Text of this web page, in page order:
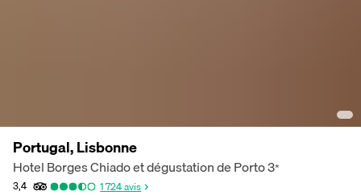
Portugal, Lisbonne
Hotel Borges Chiado et dégustation de Porto3*
3,4 1 724avis